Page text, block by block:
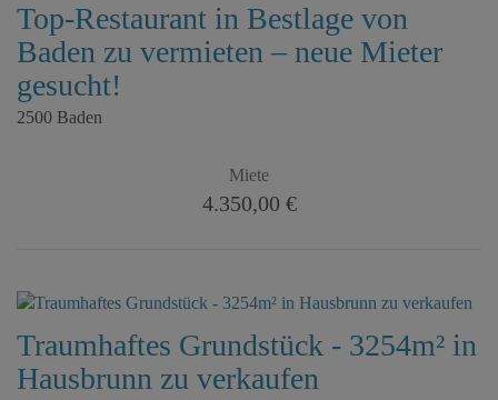
Top-Restaurant in Bestlage von
Baden zu vermieten – neue Mieter
gesucht!
2500 Baden
Miete
4.350,00 €
Traumhaftes Grundstück - 3254m² in
Hausbrunn zu verkaufen